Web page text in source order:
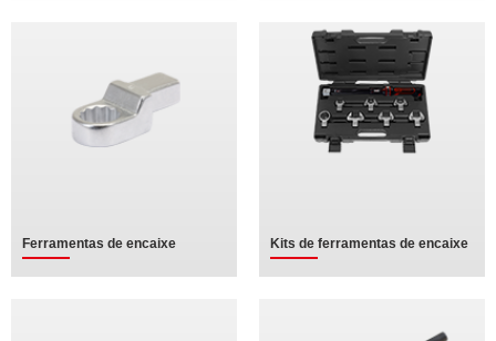
Ferramentas de encaixe Kits de ferramentas de encaixe